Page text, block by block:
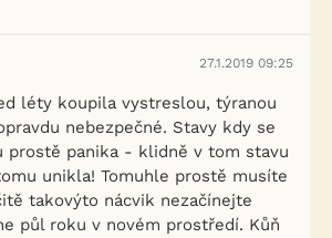
27.1.2019 09:25
léty koupila vystreslou, týranou
nebezpečné. Stavy kdy se
prostě panika - klidně v tom stavu
unikla! Tomuhle prostě musíte
takovýto nácvik nezačínejte
půl roku v novém prostředí. Kůň